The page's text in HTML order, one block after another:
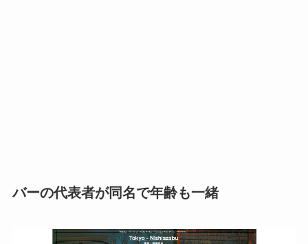
バーの代表者が同名で年齢も一緒